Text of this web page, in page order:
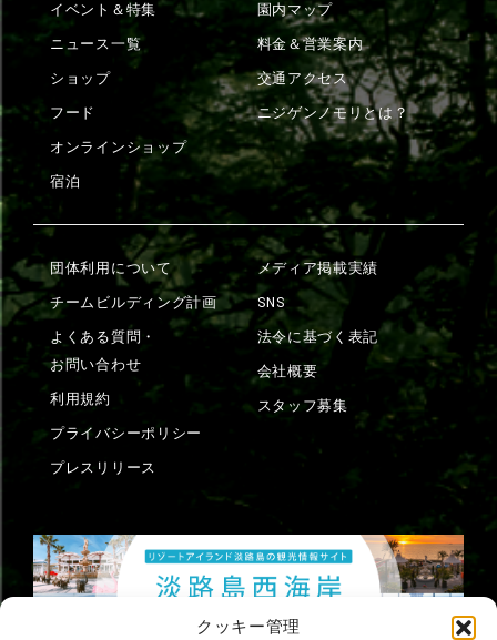
クッキー管理
イベント＆特集
ニュース一覧
ショップ
フード
オンラインショップ
宿泊
園内マップ
料金＆営業案内
交通アクセス
ニジゲンノモリとは？
団体利用について
チームビルディング計画
よくある質問・
お問い合わせ
利用規約
プライバシーポリシー
プレスリリース
メディア掲載実績
SNS
法令に基づく表記
会社概要
スタッフ募集